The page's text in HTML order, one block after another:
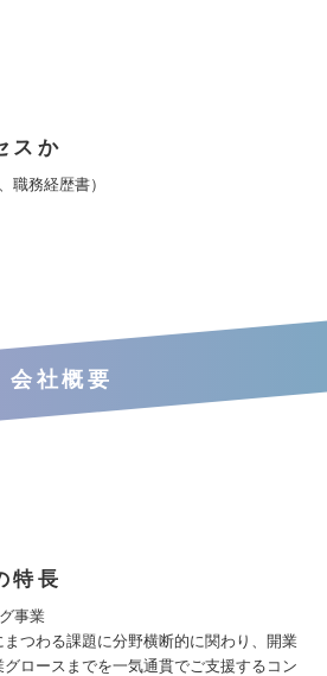
スか
職務経歴書）
会社概要
特長
事業
つわる課題に分野横断的に関わり、開業
ロースまでを一気通貫でご支援するコン